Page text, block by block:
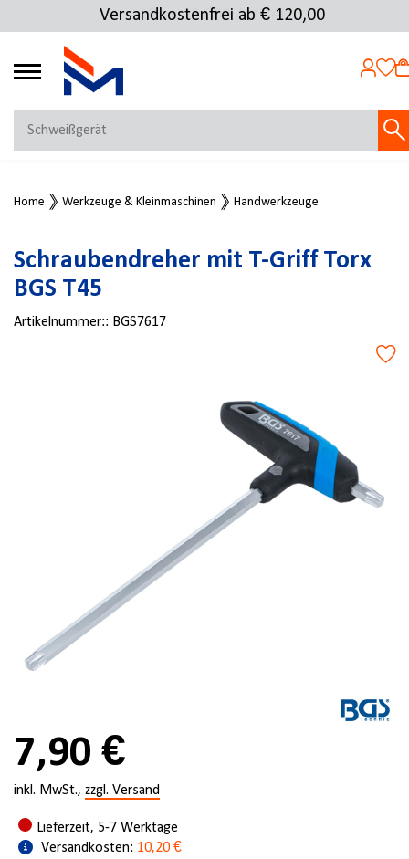
Versandkostenfrei ab € 120,00
4.72
MEIN KONTO
Jetzt anmelden
NEU BEI FMOSER?
Jetzt registrieren
Home Werkzeuge & Kleinmaschinen Handwerkzeuge
Schraubendreher mit T-Griff Torx
BGS T45
Artikelnummer:: BGS7617
7,90 €
inkl. MwSt., zzgl. Versand
Lieferzeit, 5-7 Werktage
Versandkosten: 10,20 €